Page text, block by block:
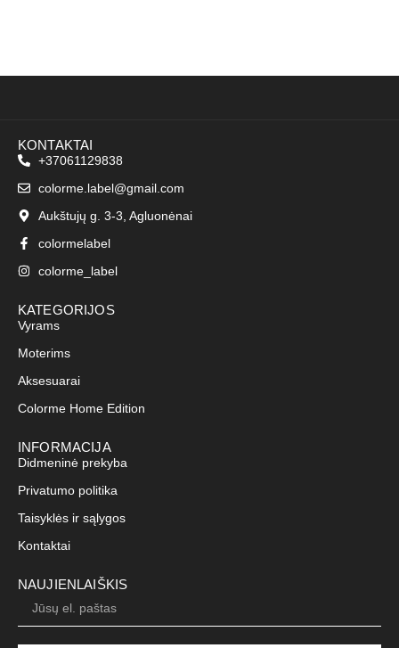
KONTAKTAI
+37061129838
colorme.label@gmail.com
Aukštujų g. 3-3, Agluonėnai
colormelabel
colorme_label
KATEGORIJOS
Vyrams
Moterims
Aksesuarai
Colorme Home Edition
INFORMACIJA
Didmeninė prekyba
Privatumo politika
Taisyklės ir sąlygos
Kontaktai
NAUJIENLAIŠKIS